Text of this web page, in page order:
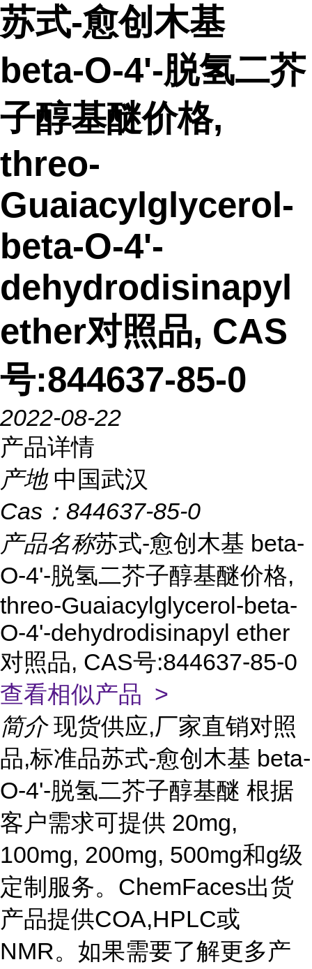
苏式-愈创木基
beta-O-4'-脱氢二芥
子醇基醚价格,
threo-
Guaiacylglycerol-
beta-O-4'-
dehydrodisinapyl
ether对照品, CAS
号:844637-85-0
2022-08-22
产品详情
产地 中国武汉
Cas： 844637-85-0
产品名称苏式-愈创木基 beta-
O-4'-脱氢二芥子醇基醚价格,
threo-Guaiacylglycerol-beta-
O-4'-dehydrodisinapyl ether
对照品, CAS号:844637-85-0
查看相似产品 >
简介 现货供应,厂家直销对照
品,标准品苏式-愈创木基 beta-
O-4'-脱氢二芥子醇基醚 根据
客户需求可提供 20mg,
100mg, 200mg, 500mg和g级
定制服务。ChemFaces出货
产品提供COA,HPLC或
NMR。如果需要了解更多产